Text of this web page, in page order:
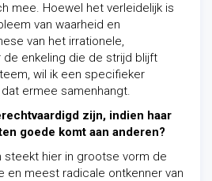
mee. Hoewel het verleidelijk is
van waarheid en
van het irrationele,
enkeling die de strijd blijft
wil ik een specifieker
ermee samenhangt.
zijn, indien haar
goede komt aan anderen?
steekt hier in grootse vorm de
en meest radicale ontkenner van